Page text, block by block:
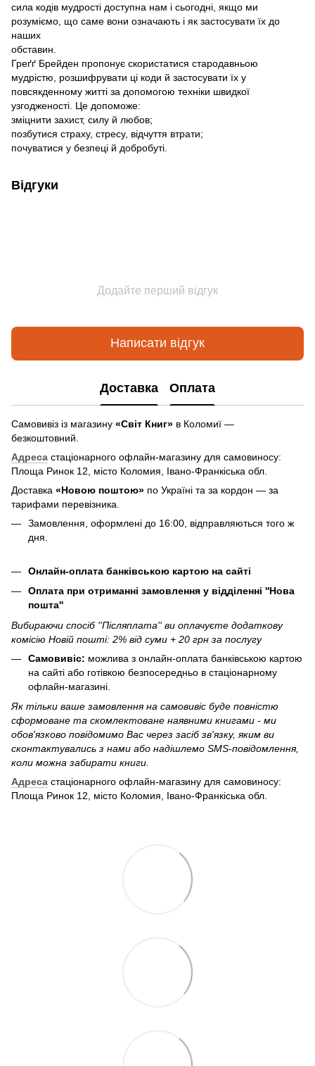
сила кодів мудрості доступна нам і сьогодні, якщо ми
розуміємо, що саме вони означають і як застосувати їх до
наших
обставин.
Греґґ Брейден пропонує скористатися стародавньою
мудрістю, розшифрувати ці коди й застосувати їх у
повсякденному житті за допомогою техніки швидкої
узгодженості. Це допоможе:
зміцнити захист, силу й любов;
позбутися страху, стресу, відчуття втрати;
почуватися у безпеці й добробуті.
Відгуки
Додайте перший відгук
Написати відгук
Доставка Оплата
Самовивіз із магазину «Світ Книг» в Коломиї —
безкоштовний.
Адреса стаціонарного офлайн-магазину для самовиносу:
Площа Ринок 12, місто Коломия, Івано-Франкіська обл.
Доставка «Новою поштою» по Україні та за кордон — за
тарифами перевізника.
Замовлення, оформлені до 16:00, відправляються того ж
дня.
Онлайн-оплата банківською картою на сайті
Оплата при отриманні замовлення у відділенні ''Нова
пошта''
Вибираючи спосіб ''Післяплата'' ви оплачуєте додаткову
комісію Новій пошті: 2% від суми + 20 грн за послугу
Самовивіс: можлива з онлайн-оплата банківською картою
на сайті або готівкою безпосередньо в стаціонарному
офлайн-магазині.
Як тільки ваше замовлення на самовивіс буде повністю
сформоване та скомлектоване наявними книгами - ми
обов'язково повідомимо Вас через засіб зв'язку, яким ви
сконтактувались з нами або надішлемо SMS-повідомлення,
коли можна забирати книги.
Адреса стаціонарного офлайн-магазину для самовиносу:
Площа Ринок 12, місто Коломия, Івано-Франкіська обл.